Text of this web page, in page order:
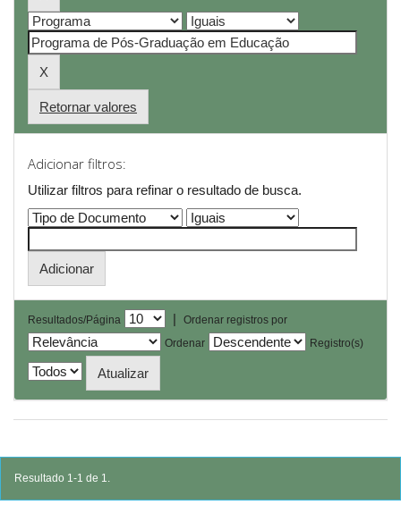
Retornar valores
Adicionar filtros:
Utilizar filtros para refinar o resultado de busca.
Resultados/Página |
Ordenar registros por
Ordenar
Registro(s)
Resultado 1-1 de 1.